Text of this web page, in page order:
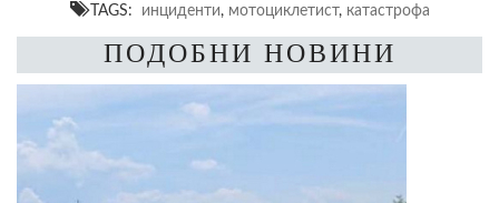
TAGS: инциденти, мотоциклетист, катастрофа
ПОДОБНИ НОВИНИ